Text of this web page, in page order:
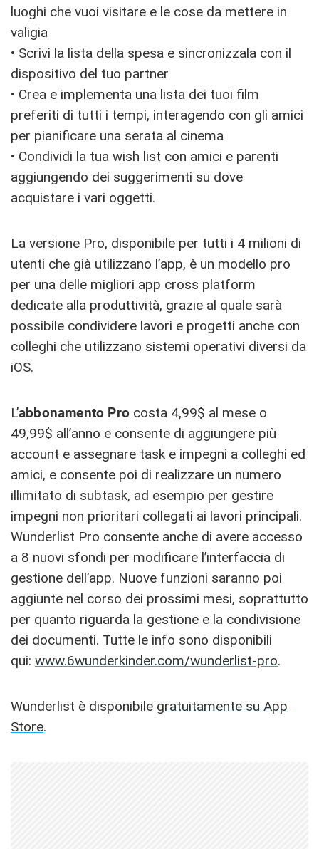
luoghi che vuoi visitare e le cose da mettere in
valigia
• Scrivi la lista della spesa e sincronizzala con il
dispositivo del tuo partner
• Crea e implementa una lista dei tuoi film
preferiti di tutti i tempi, interagendo con gli amici
per pianificare una serata al cinema
• Condividi la tua wish list con amici e parenti
aggiungendo dei suggerimenti su dove
acquistare i vari oggetti.
La versione Pro, disponibile per tutti i 4 milioni di
utenti che già utilizzano l’app, è un modello pro
per una delle migliori app cross platform
dedicate alla produttività, grazie al quale sarà
possibile condividere lavori e progetti anche con
colleghi che utilizzano sistemi operativi diversi da
iOS.
L’abbonamento Pro costa 4,99$ al mese o
49,99$ all’anno e consente di aggiungere più
account e assegnare task e impegni a colleghi ed
amici, e consente poi di realizzare un numero
illimitato di subtask, ad esempio per gestire
impegni non prioritari collegati ai lavori principali.
Wunderlist Pro consente anche di avere accesso
a 8 nuovi sfondi per modificare l’interfaccia di
gestione dell’app. Nuove funzioni saranno poi
aggiunte nel corso dei prossimi mesi, soprattutto
per quanto riguarda la gestione e la condivisione
dei documenti. Tutte le info sono disponibili
qui: www.6wunderkinder.com/wunderlist-pro.
Wunderlist è disponibile gratuitamente su App
Store.